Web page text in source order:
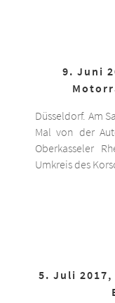
9. Juni
Düsseldorf. Am
Mal von der
Oberkasseler
Umkreis des
5. Juli 2017,